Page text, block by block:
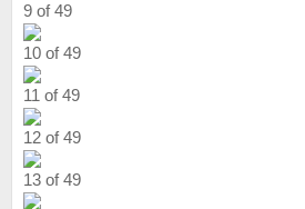
9 of 49
10 of 49
11 of 49
12 of 49
13 of 49